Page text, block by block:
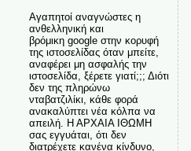
Αγαπητοί αναγνώστες η
ανθελληνική και
βρόμικη google στην κορυφή
της ιστοσελίδας όταν μπείτε,
αναφέρει μη ασφαλής την
ιστοσελίδα, ξέρετε γιατί;;; Διότι
δεν της πληρώνω
νταβατζιλίκι, κάθε φορά
ανακαλύπτει νέα κόλπα να
απειλή. Η ΑΡΧΑΙΑ ΙΘΩΜΗ
σας εγγυάται, ότι δεν
διατρέχετε κανένα κίνδυνο,